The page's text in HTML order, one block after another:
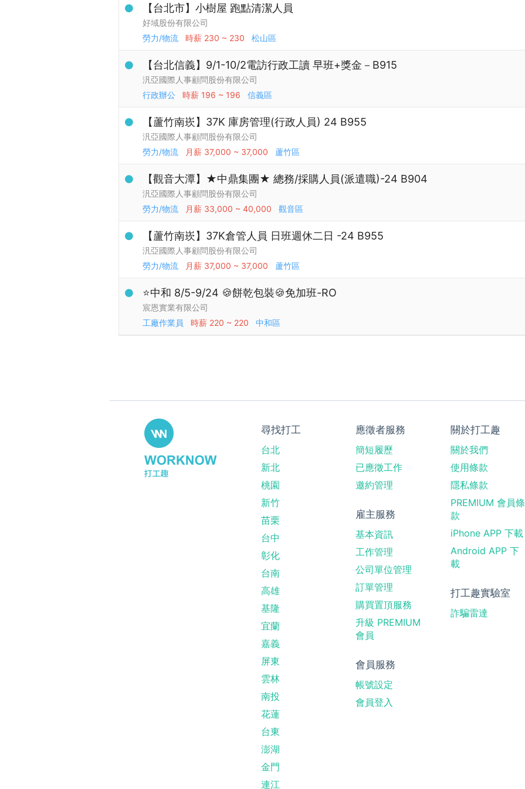
【台北市】小樹屋 跑點清潔人員
好域股份有限公司
勞力/物流
時薪 230 ~ 230 松山區
【台北信義】9/1-10/2電訪行政工讀 早班+獎金－B915
汎亞國際人事顧問股份有限公司
行政辦公
時薪 196 ~ 196 信義區
【蘆竹南崁】37K 庫房管理(行政人員) 24 B955
汎亞國際人事顧問股份有限公司
勞力/物流
月薪 37,000 ~ 37,000 蘆竹區
【觀音大潭】★中鼎集團★ 總務/採購人員(派遣職)-24 B904
汎亞國際人事顧問股份有限公司
勞力/物流
月薪 33,000 ~ 40,000 觀音區
【蘆竹南崁】37K倉管人員 日班週休二日 -24 B955
汎亞國際人事顧問股份有限公司
勞力/物流
月薪 37,000 ~ 37,000 蘆竹區
⭐中和 8/5-9/24 🍪餅乾包裝🍪免加班-RO
宸恩實業有限公司
工廠作業員
時薪 220 ~ 220 中和區
尋找打工
台北
新北
桃園
新竹
苗栗
台中
彰化
台南
高雄
基隆
宜蘭
嘉義
屏東
雲林
南投
花蓮
台東
澎湖
金門
連江
應徵者服務
簡短履歷
已應徵工作
邀約管理
雇主服務
基本資訊
工作管理
公司單位管理
訂單管理
購買置頂服務
升級 PREMIUM
會員
會員服務
帳號設定
會員登入
關於打工趣
關於我們
使用條款
隱私條款
PREMIUM 會員條
款
iPhone APP 下載
Android APP 下
載
打工趣實驗室
詐騙雷達